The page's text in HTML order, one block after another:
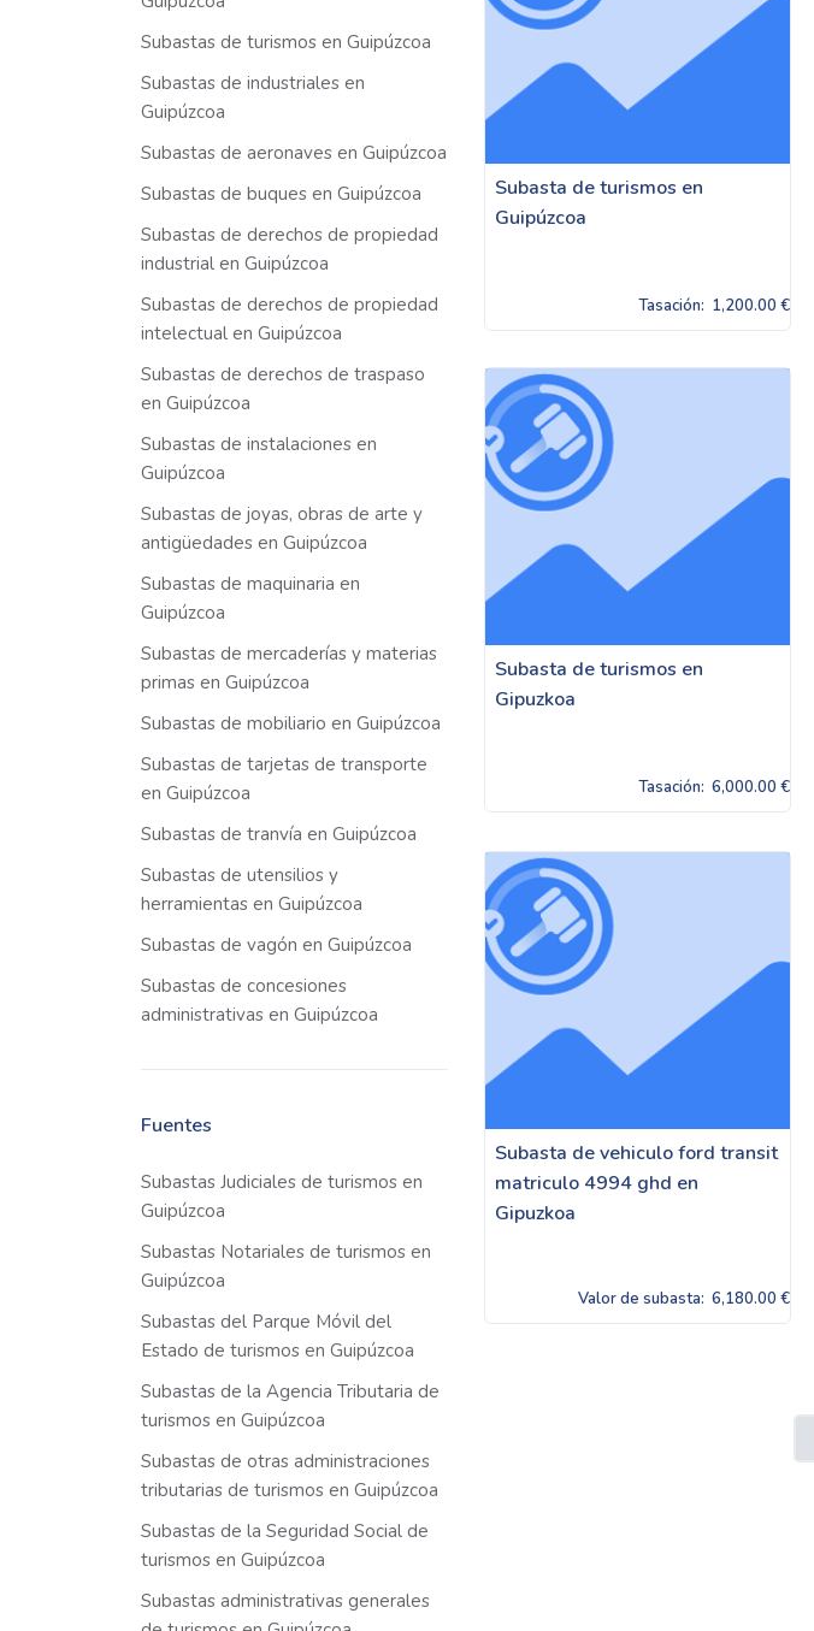
Subastas de turismos en Guipúzcoa
Subastas de industriales en
Guipúzcoa
Subastas de aeronaves en Guipúzcoa
Subastas de buques en Guipúzcoa
Subastas de derechos de propiedad
industrial en Guipúzcoa
Subastas de derechos de propiedad
intelectual en Guipúzcoa
Subastas de derechos de traspaso
en Guipúzcoa
Subastas de instalaciones en
Guipúzcoa
Subastas de joyas, obras de arte y
antigüedades en Guipúzcoa
Subastas de maquinaria en
Guipúzcoa
Subastas de mercaderías y materias
primas en Guipúzcoa
Subastas de mobiliario en Guipúzcoa
Subastas de tarjetas de transporte
en Guipúzcoa
Subastas de tranvía en Guipúzcoa
Subastas de utensilios y
herramientas en Guipúzcoa
Subastas de vagón en Guipúzcoa
Subastas de concesiones
administrativas en Guipúzcoa
Fuentes
Subastas Judiciales de turismos en
Guipúzcoa
Subastas Notariales de turismos en
Guipúzcoa
Subastas del Parque Móvil del
Estado de turismos en Guipúzcoa
Subastas de la Agencia Tributaria de
turismos en Guipúzcoa
Subastas de otras administraciones
tributarias de turismos en Guipúzcoa
Subastas de la Seguridad Social de
turismos en Guipúzcoa
Subastas administrativas generales
Subasta de turismos en
Guipúzcoa
Tasación: 1,200.00 €
Subasta de turismos en
Gipuzkoa
Tasación: 6,000.00 €
Subasta de vehiculo ford transit
matriculo 4994 ghd en
Gipuzkoa
Valor de subasta: 6,180.00 €